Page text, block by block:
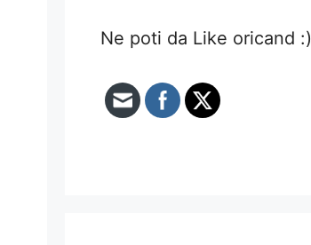
Ne poti da Like oricand :)